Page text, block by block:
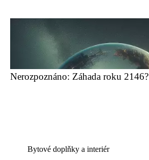
Nerozpoznáno: Záhada roku 2146?
Bytové doplňky a interiér